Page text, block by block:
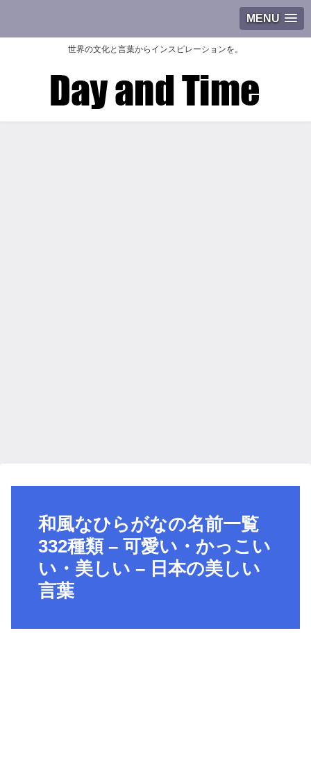
MENU
世界の文化と言葉からインスピレーションを。
和風なひらがなの名前一覧
332種類 – 可愛い・かっこい
い・美しい – 日本の美しい
言葉